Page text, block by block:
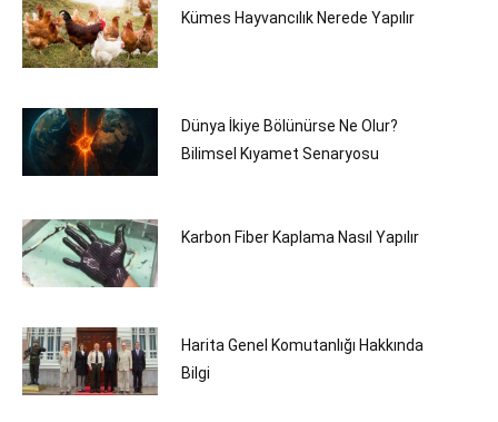
Kümes Hayvancılık Nerede Yapılır
Dünya İkiye Bölünürse Ne Olur?
Bilimsel Kıyamet Senaryosu
Karbon Fiber Kaplama Nasıl Yapılır
Harita Genel Komutanlığı Hakkında
Bilgi